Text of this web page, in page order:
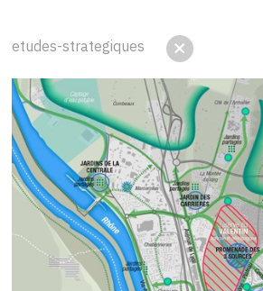
etudes-strategiques